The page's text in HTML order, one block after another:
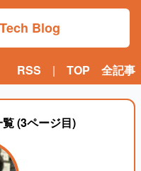
Blog
全記事
TOP
|
RSS
(3ページ目)